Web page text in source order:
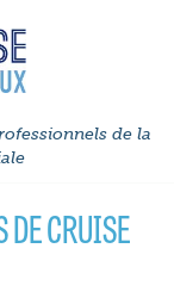
de la
CRUISE